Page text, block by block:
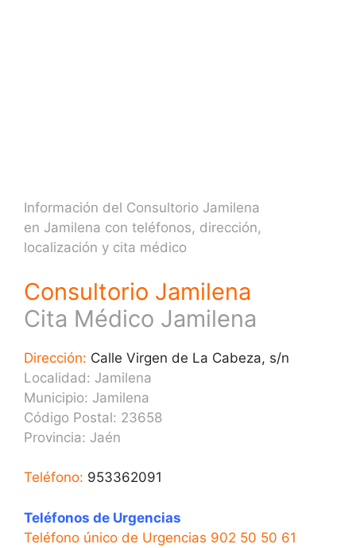
Información del Consultorio Jamilena
en Jamilena con teléfonos, dirección,
localización y cita médico
Consultorio Jamilena
Cita Médico Jamilena
Dirección: Calle Virgen de La Cabeza, s/n
Localidad: Jamilena
Municipio: Jamilena
Código Postal: 23658
Provincia: Jaén
Teléfono: 953362091
Teléfonos de Urgencias
Teléfono único de Urgencias 902 50 50 61